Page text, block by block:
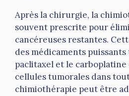
Après la chirurgie, la
souvent prescrite pour
cancéreuses restantes.
des médicaments puissants
paclitaxel et le
cellules tumorales dans
chimiothérapie peut être